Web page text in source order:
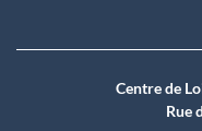
Centre de
Rue